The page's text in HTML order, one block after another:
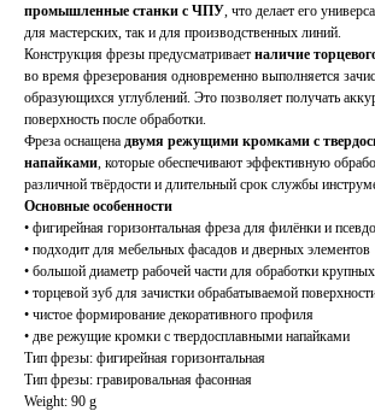
промышленные станки с ЧПУ , что делает его
для мастерских, так и для производственных линий.
Конструкция фрезы предусматривает наличие
во время фрезерования одновременно выполняется
образующихся углублений. Это позволяет получать
поверхность после обработки.
Фреза оснащена двумя режущими кромками с
напайками , которые обеспечивают эффективную
различной твёрдости и длительный срок службы
Основные особенности
• фигирейная горизонтальная фреза для филёнки и
• подходит для мебельных фасадов и дверных элементов
• большой диаметр рабочей части для обработки
• торцевой зуб для зачистки обрабатываемой
• чистое формирование декоративного профиля
• две режущие кромки с твердосплавными напайками
Тип фрезы: фигирейная горизонтальная
Тип фрезы: гравировальная фасонная
Weight: 90 g